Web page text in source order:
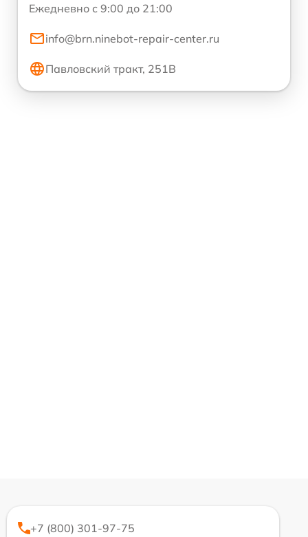
Ежедневно с 9:00 до 21:00
info@brn.ninebot-repair-center.ru
Павловский тракт, 251В
+7 (800) 301-97-75